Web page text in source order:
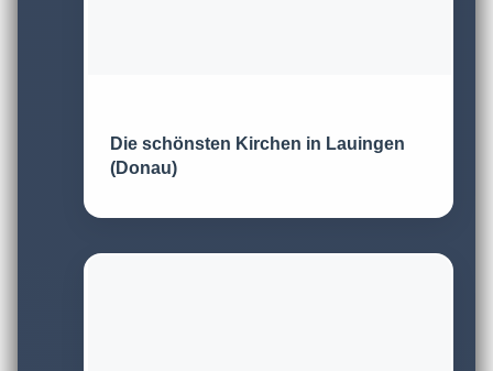
Die schönsten Kirchen in Lauingen
(Donau)